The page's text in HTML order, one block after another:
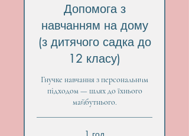
Допомога з
навчанням на дому
(з дитячого садка до
12 класу)
Гнучке навчання з персональним
підходом — шлях до їхнього
майбутнього.
1 год